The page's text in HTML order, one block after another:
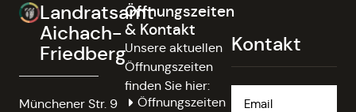
Landratsamt
Aichach-
Friedberg
Münchener Str. 9
Öffnungszeiten
& Kontakt
Unsere aktuellen
Öffnungszeiten
finden Sie hier:
Öffnungszeiten
Kontakt